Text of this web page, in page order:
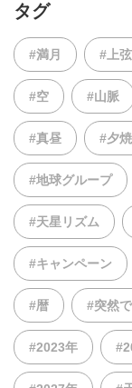
タグ
#満月 #上
#空 #山脈
#真昼 #夕
#地球グループ
#天星リズム
#キャンペーン
#暦 #突然
#2023年